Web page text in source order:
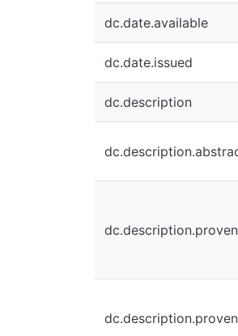
dc.date.available
dc.date.issued
dc.description